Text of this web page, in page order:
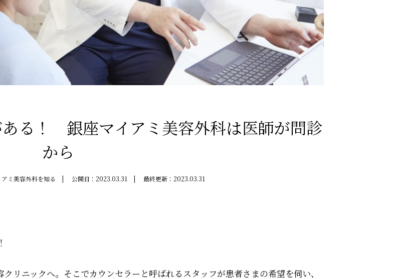
る！ 銀座マイアミ美容外科は医師が問診
から
ミ美容外科を知る 公開日： 2023.03.31 最終更新： 2023.03.31
リニックへ。そこでカウンセラーと呼ばれるスタッフが患者さまの希望を伺い、